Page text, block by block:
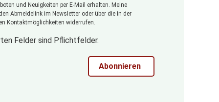
und Neuigkeiten per E-Mail erhalten. Meine
Abmeldelink im Newsletter oder über die in der
Kontaktmöglichkeiten widerrufen.
Felder sind Pflichtfelder.
Abonnieren